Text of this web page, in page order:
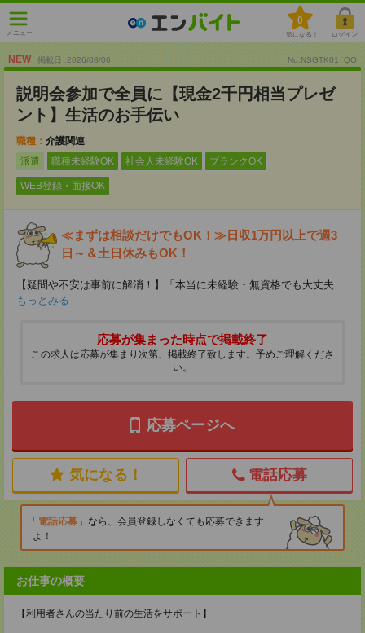
メニュー
0
気になる！ ログイン
NEW 掲載日 :2026/08/06 No.NSGTK01_QO
説明会参加で全員に【現金2千円相当プレゼ
ント】生活のお手伝い
職種： 介護関連
派遣
職種未経験OK 社会人未経験OK ブランクOK
WEB登録・面接OK
≪まずは相談だけでもOK！≫日収1万円以上で週3
日～＆土日休みもOK！
【疑問や不安は事前に解消！】「本当に未経験・無資格でも大丈夫 ...
もっとみる
応募が集まった時点で掲載終了
この求人は応募が集まり次第、掲載終了致します。予めご理解くださ
い。
応募ページへ
気になる！ 電話応募
電話応募
なら、会員登録しなくても応募できます
よ！
お仕事の概要
【利用者さんの当たり前の生活をサポート】